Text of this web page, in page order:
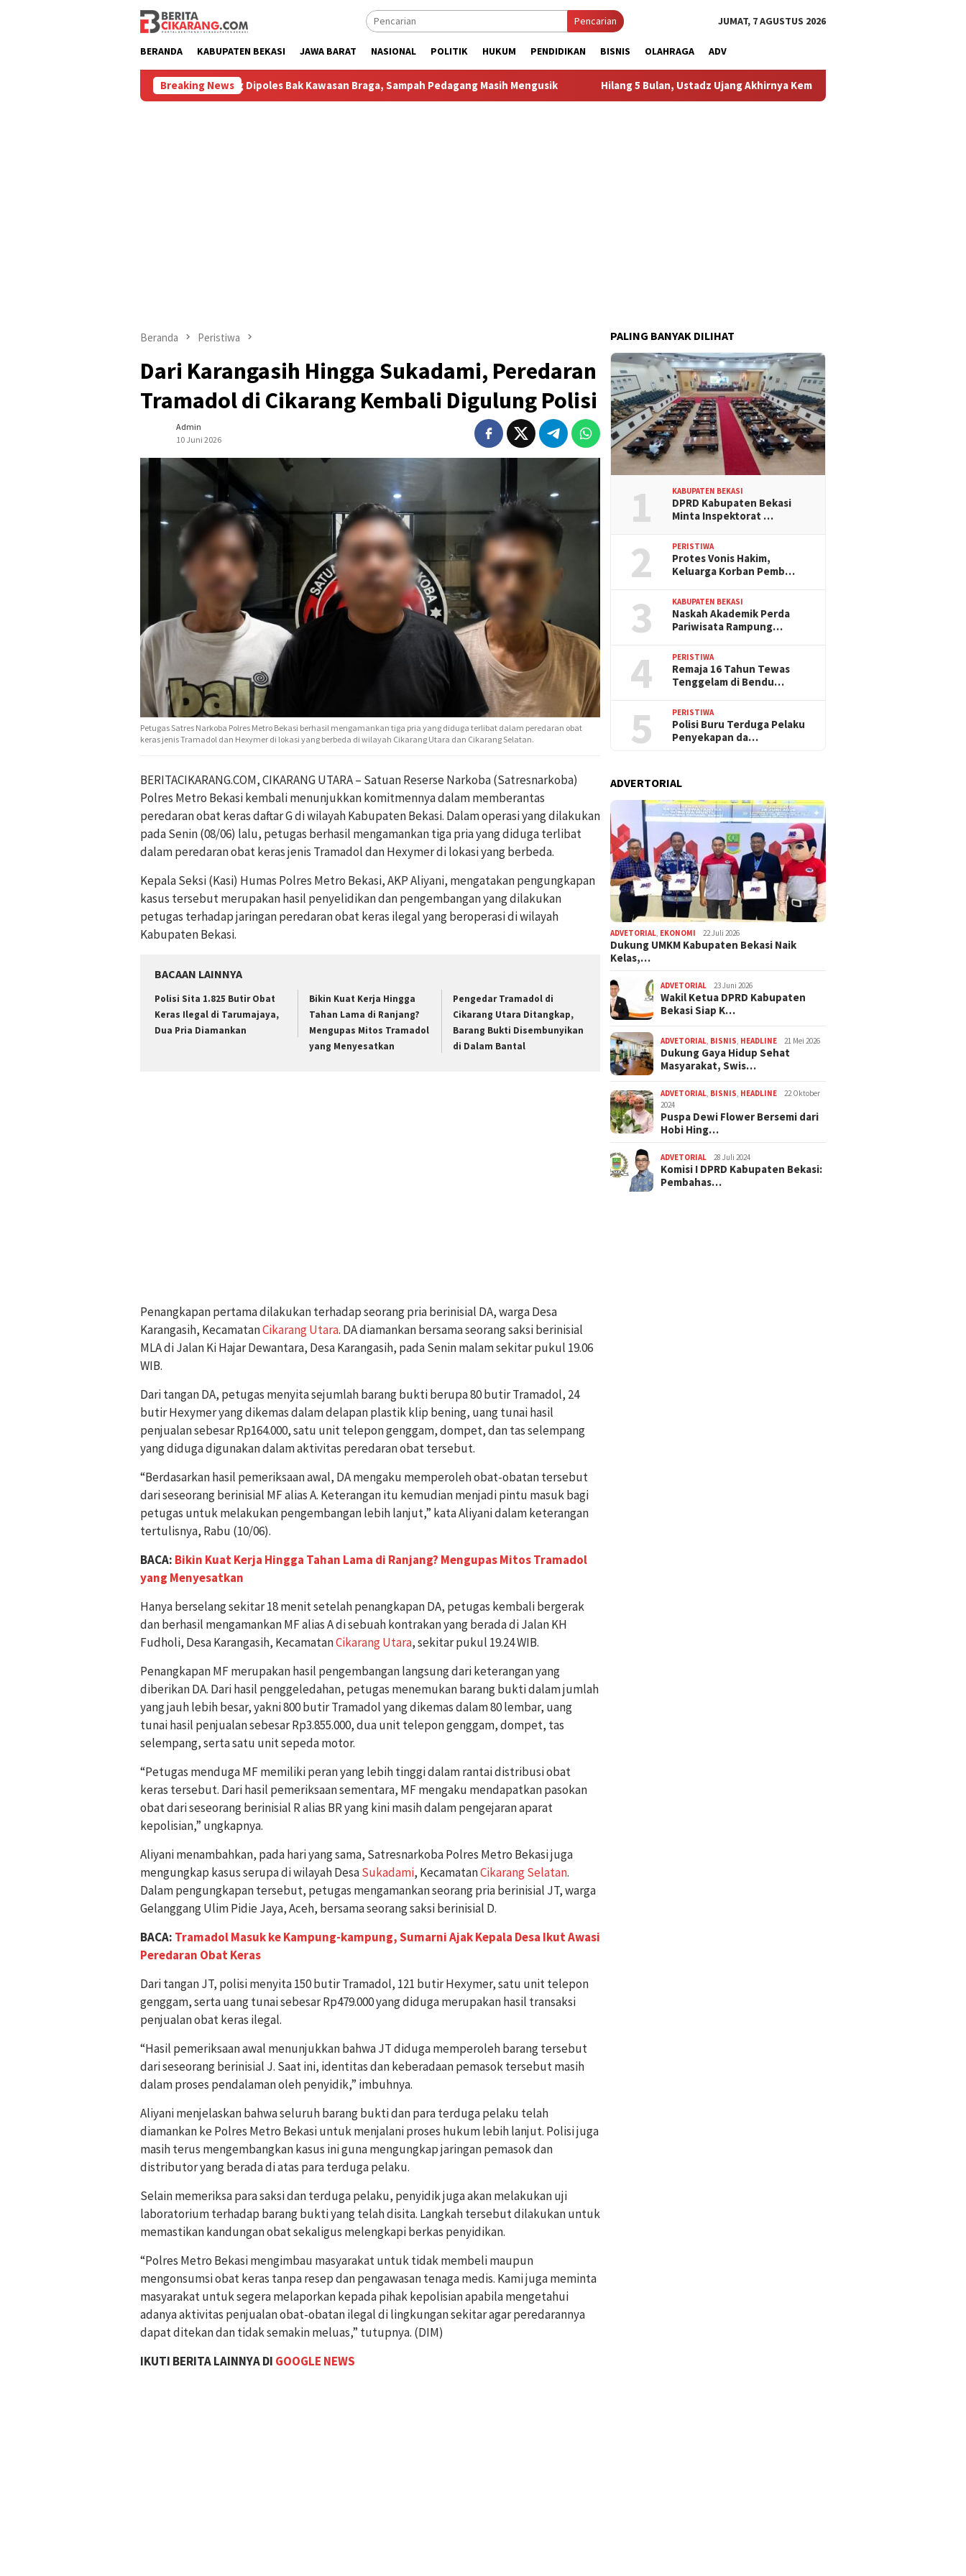
Pencarian JUMAT, 7 AGUSTUS 2026
BERANDA KABUPATEN BEKASI JAWA BARAT NASIONAL POLITIK HUKUM PENDIDIKAN BISNIS OLAHRAGA ADV
Breaking News
Pasar Baru Cikarang Dipoles Bak Kawasan Braga, Sampah Pedagang Masih Mengusik Hilang 5 Bulan, Ustadz Ujang Akhirnya Kembali Melihat Motor Kesayangannya
Beranda Peristiwa
Dari Karangasih Hingga Sukadami, Peredaran
Tramadol di Cikarang Kembali Digulung Polisi
Admin
10 Juni 2026
Petugas Satres Narkoba Polres Metro Bekasi berhasil mengamankan tiga pria yang diduga terlibat dalam peredaran obat
keras jenis Tramadol dan Hexymer di lokasi yang berbeda di wilayah Cikarang Utara dan Cikarang Selatan.
BERITACIKARANG.COM, CIKARANG UTARA – Satuan Reserse Narkoba (Satresnarkoba)
Polres Metro Bekasi kembali menunjukkan komitmennya dalam memberantas
peredaran obat keras daftar G di wilayah Kabupaten Bekasi. Dalam operasi yang dilakukan
pada Senin (08/06) lalu, petugas berhasil mengamankan tiga pria yang diduga terlibat
dalam peredaran obat keras jenis Tramadol dan Hexymer di lokasi yang berbeda.
Kepala Seksi (Kasi) Humas Polres Metro Bekasi, AKP Aliyani, mengatakan pengungkapan
kasus tersebut merupakan hasil penyelidikan dan pengembangan yang dilakukan
petugas terhadap jaringan peredaran obat keras ilegal yang beroperasi di wilayah
Kabupaten Bekasi.
BACAAN LAINNYA
Polisi Sita 1.825 Butir Obat
Keras Ilegal di Tarumajaya,
Dua Pria Diamankan
Bikin Kuat Kerja Hingga
Tahan Lama di Ranjang?
Mengupas Mitos Tramadol
yang Menyesatkan
Pengedar Tramadol di
Cikarang Utara Ditangkap,
Barang Bukti Disembunyikan
di Dalam Bantal
Penangkapan pertama dilakukan terhadap seorang pria berinisial DA, warga Desa
Karangasih, KecamatanCikarang Utara. DA diamankan bersama seorang saksi berinisial
MLA di Jalan Ki Hajar Dewantara, Desa Karangasih, pada Senin malam sekitar pukul 19.06
WIB.
Dari tangan DA, petugas menyita sejumlah barang bukti berupa 80 butir Tramadol, 24
butir Hexymer yang dikemas dalam delapan plastik klip bening, uang tunai hasil
penjualan sebesar Rp164.000, satu unit telepon genggam, dompet, dan tas selempang
yang diduga digunakan dalam aktivitas peredaran obat tersebut.
“Berdasarkan hasil pemeriksaan awal, DA mengaku memperoleh obat-obatan tersebut
dari seseorang berinisial MF alias A. Keterangan itu kemudian menjadi pintu masuk bagi
petugas untuk melakukan pengembangan lebih lanjut,” kata Aliyani dalam keterangan
tertulisnya, Rabu (10/06).
BACA: Bikin Kuat Kerja Hingga Tahan Lama di Ranjang? Mengupas Mitos Tramadol
yang Menyesatkan
Hanya berselang sekitar 18 menit setelah penangkapan DA, petugas kembali bergerak
dan berhasil mengamankan MF alias A di sebuah kontrakan yang berada di Jalan KH
Fudholi, Desa Karangasih, KecamatanCikarang Utara, sekitar pukul 19.24 WIB.
Penangkapan MF merupakan hasil pengembangan langsung dari keterangan yang
diberikan DA. Dari hasil penggeledahan, petugas menemukan barang bukti dalam jumlah
yang jauh lebih besar, yakni 800 butir Tramadol yang dikemas dalam 80 lembar, uang
tunai hasil penjualan sebesar Rp3.855.000, dua unit telepon genggam, dompet, tas
selempang, serta satu unit sepeda motor.
“Petugas menduga MF memiliki peran yang lebih tinggi dalam rantai distribusi obat
keras tersebut. Dari hasil pemeriksaan sementara, MF mengaku mendapatkan pasokan
obat dari seseorang berinisial R alias BR yang kini masih dalam pengejaran aparat
kepolisian,” ungkapnya.
Aliyani menambahkan, pada hari yang sama, Satresnarkoba Polres Metro Bekasi juga
mengungkap kasus serupa di wilayah DesaSukadami, KecamatanCikarang Selatan.
Dalam pengungkapan tersebut, petugas mengamankan seorang pria berinisial JT, warga
Gelanggang Ulim Pidie Jaya, Aceh, bersama seorang saksi berinisial D.
BACA: Tramadol Masuk ke Kampung-kampung, Sumarni Ajak Kepala Desa Ikut Awasi
Peredaran Obat Keras
Dari tangan JT, polisi menyita 150 butir Tramadol, 121 butir Hexymer, satu unit telepon
genggam, serta uang tunai sebesar Rp479.000 yang diduga merupakan hasil transaksi
penjualan obat keras ilegal.
“Hasil pemeriksaan awal menunjukkan bahwa JT diduga memperoleh barang tersebut
dari seseorang berinisial J. Saat ini, identitas dan keberadaan pemasok tersebut masih
dalam proses pendalaman oleh penyidik,” imbuhnya.
Aliyani menjelaskan bahwa seluruh barang bukti dan para terduga pelaku telah
diamankan ke Polres Metro Bekasi untuk menjalani proses hukum lebih lanjut. Polisi juga
masih terus mengembangkan kasus ini guna mengungkap jaringan pemasok dan
distributor yang berada di atas para terduga pelaku.
Selain memeriksa para saksi dan terduga pelaku, penyidik juga akan melakukan uji
laboratorium terhadap barang bukti yang telah disita. Langkah tersebut dilakukan untuk
memastikan kandungan obat sekaligus melengkapi berkas penyidikan.
“Polres Metro Bekasi mengimbau masyarakat untuk tidak membeli maupun
mengonsumsi obat keras tanpa resep dan pengawasan tenaga medis. Kami juga meminta
masyarakat untuk segera melaporkan kepada pihak kepolisian apabila mengetahui
adanya aktivitas penjualan obat-obatan ilegal di lingkungan sekitar agar peredarannya
dapat ditekan dan tidak semakin meluas,” tutupnya. (DIM)
IKUTI BERITA LAINNYA DI GOOGLE NEWS
PALING BANYAK DILIHAT
1 KABUPATEN BEKASI
DPRD Kabupaten Bekasi
Minta Inspektorat …
2 PERISTIWA
Protes Vonis Hakim,
Keluarga Korban Pemb…
3 KABUPATEN BEKASI
Naskah Akademik Perda
Pariwisata Rampung…
4 PERISTIWA
Remaja 16 Tahun Tewas
Tenggelam di Bendu…
5 PERISTIWA
Polisi Buru Terduga Pelaku
Penyekapan da…
ADVERTORIAL
ADVETORIAL EKONOMI 22 Juli 2026
Dukung UMKM Kabupaten Bekasi Naik
Kelas,…
ADVETORIAL 23 Juni 2026
Wakil Ketua DPRD Kabupaten
Bekasi Siap K…
ADVETORIAL BISNIS HEADLINE 21 Mei 2026
Dukung Gaya Hidup Sehat
Masyarakat, Swis…
ADVETORIAL BISNIS HEADLINE
22 Oktober
2024
Puspa Dewi Flower Bersemi dari
Hobi Hing…
ADVETORIAL 28 Juli 2024
Komisi I DPRD Kabupaten Bekasi:
Pembahas…